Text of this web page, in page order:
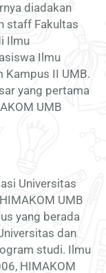
diadakan
staff Fakultas
Ilmu
Ilmu
II UMB.
yang pertama
UMB
Universitas
UMB
yang berada
dan
studi. Ilmu
HIMAKOM